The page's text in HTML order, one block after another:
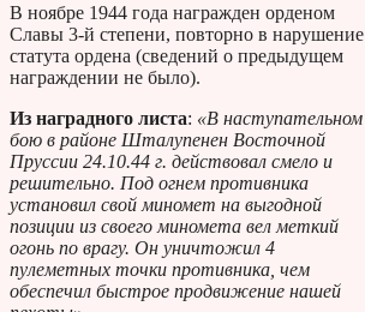
В ноябре 1944 года награжден орденом
Славы 3-й степени, повторно в нарушение
статута ордена (сведений о предыдущем
награждении не было).
Из наградного листа: «В наступательном
бою в районе Шталупенен Восточной
Пруссии 24.10.44 г. действовал смело и
решительно. Под огнем противника
установил свой миномет на выгодной
позиции из своего миномета вел меткий
огонь по врагу. Он уничтожил 4
пулеметных точки противника, чем
обеспечил быстрое продвижение нашей